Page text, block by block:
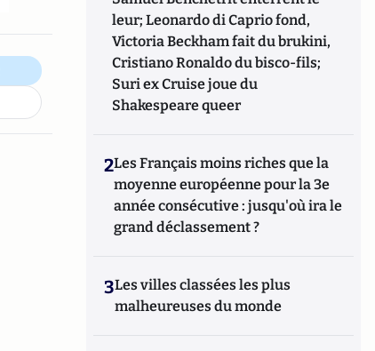
leur; Leonardo di Caprio fond,
Victoria Beckham fait du brukini,
Cristiano Ronaldo du bisco-fils;
Suri ex Cruise joue du
Shakespeare queer
2Les Français moins riches que la
moyenne européenne pour la 3e
année consécutive : jusqu'où ira le
grand déclassement ?
3Les villes classées les plus
malheureuses du monde